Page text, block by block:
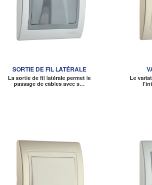
SORTIE DE FIL LATÉRALE
La sortie de fil latérale permet le
passage de câbles avec s…
Le